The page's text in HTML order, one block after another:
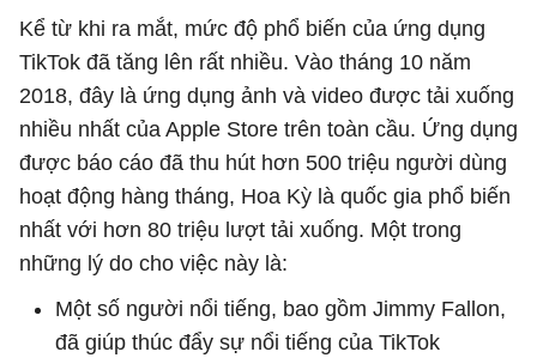
Kể từ khi ra mắt, mức độ phổ biến của ứng dụng
TikTok đã tăng lên rất nhiều. Vào tháng 10 năm
2018, đây là ứng dụng ảnh và video được tải xuống
nhiều nhất của Apple Store trên toàn cầu. Ứng dụng
được báo cáo đã thu hút hơn 500 triệu người dùng
hoạt động hàng tháng, Hoa Kỳ là quốc gia phổ biến
nhất với hơn 80 triệu lượt tải xuống. Một trong
những lý do cho việc này là:
Một số người nổi tiếng, bao gồm Jimmy Fallon,
đã giúp thúc đẩy sự nổi tiếng của TikTok